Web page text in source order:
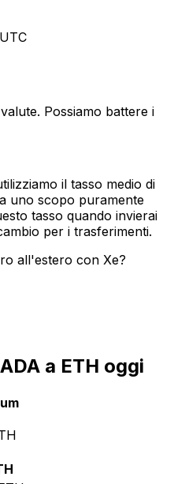
Possiamo battere i
il tasso medio di
uno scopo puramente
tasso quando invierai
per i trasferimenti.
all'estero con Xe?
a ETH oggi